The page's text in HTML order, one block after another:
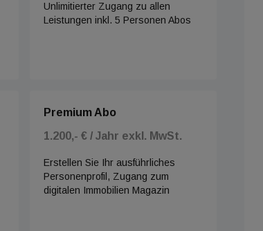
Unlimitierter Zugang zu allen
Leistungen inkl. 5 Personen Abos
Premium Abo
1.200,- € / Jahr exkl. MwSt.
Erstellen Sie Ihr ausführliches
Personenprofil, Zugang zum
digitalen Immobilien Magazin